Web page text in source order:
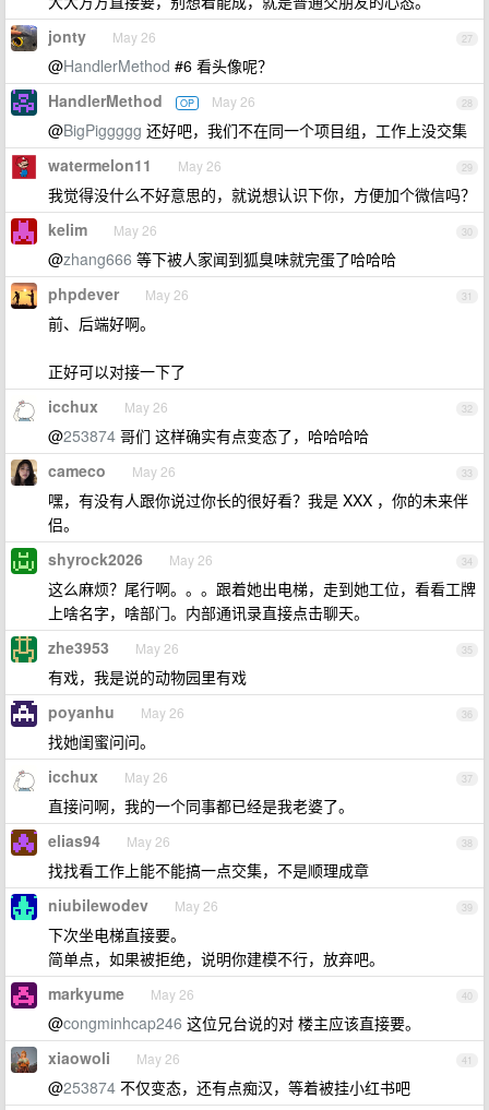
27
jonty May 26
@HandlerMethod #6 看头像呢？
28
HandlerMethod OP May 26
@BigPiggggg 还好吧，我们不在同一个项目组，工作上没交集
29
watermelon11 May 26
我觉得没什么不好意思的，就说想认识下你，方便加个微信吗？
30
kelim May 26
@zhang666 等下被人家闻到狐臭味就完蛋了哈哈哈
31
phpdever May 26
前、后端好啊。
正好可以对接一下了
32
icchux May 26
@253874 哥们 这样确实有点变态了，哈哈哈哈
33
cameco May 26
嘿，有没有人跟你说过你长的很好看？我是 XXX ，你的未来伴
侣。
34
shyrock2026 May 26
这么麻烦？尾行啊。。。跟着她出电梯，走到她工位，看看工牌
上啥名字，啥部门。内部通讯录直接点击聊天。
35
zhe3953 May 26
有戏，我是说的动物园里有戏
36
poyanhu May 26
找她闺蜜问问。
37
icchux May 26
直接问啊，我的一个同事都已经是我老婆了。
38
elias94 May 26
找找看工作上能不能搞一点交集，不是顺理成章
39
niubilewodev May 26
下次坐电梯直接要。
简单点，如果被拒绝，说明你建模不行，放弃吧。
40
markyume May 26
@congminhcap246 这位兄台说的对 楼主应该直接要。
41
xiaowoli May 26
@253874 不仅变态，还有点痴汉，等着被挂小红书吧